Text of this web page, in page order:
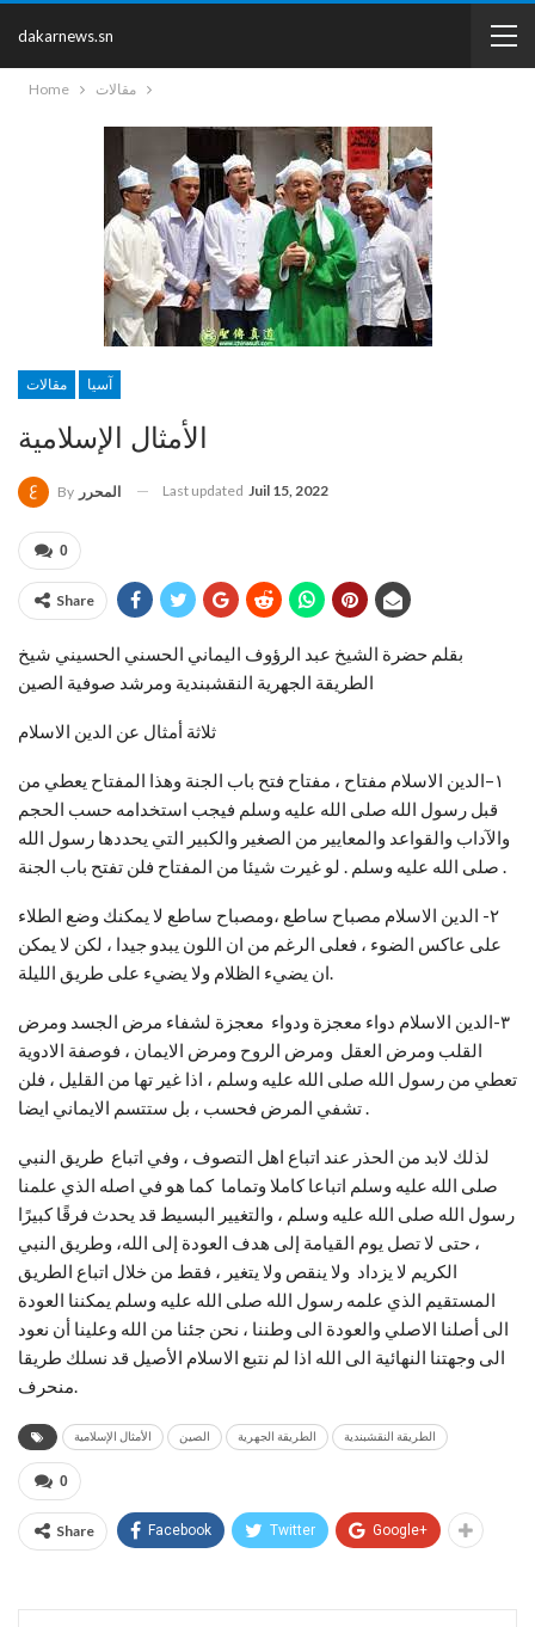
dakarnews.sn
Home مقالات
مقالات آسيا
الأمثال الإسلامية
By المحرر Last updated Juil 15, 2022
0
Share
بقلم حضرة الشيخ عبد الرؤوف اليماني الحسني الحسيني شيخ
الطريقة الجهرية النقشبندية ومرشد صوفية الصين
١–الدين الاسلام مفتاح ، مفتاح فتح باب الجنة وهذا المفتاح يعطي من
قبل رسول الله صلى الله عليه وسلم فيجب استخدامه حسب الحجم
والآداب والقواعد والمعايير من الصغير والكبير التي يحددها رسول الله
صلى الله عليه وسلم . لو غيرت شيئا من المفتاح فلن تفتح باب الجنة .
٢- الدين الاسلام مصباح ساطع ،ومصباح ساطع لا يمكنك وضع الطلاء
على عاكس الضوء ، فعلى الرغم من ان اللون يبدو جيدا ، لكن لا يمكن
ان يضيء الظلام ولا يضيء على طريق الليلة.
٣-الدين الاسلام دواء معجزة ودواء معجزة لشفاء مرض الجسد ومرض
القلب ومرض العقل ومرض الروح ومرض الايمان ، فوصفة الادوية
تعطي من رسول الله صلى الله عليه وسلم ، اذا غير تها من القليل ، فلن
تشفي المرض فحسب ، بل ستتسم الايماني ايضا .
لذلك لابد من الحذر عند اتباع اهل التصوف ، وفي اتباع طريق النبي
صلى الله عليه وسلم اتباعا كاملا وتماما كما هو في اصله الذي علمنا
رسول الله صلى الله عليه وسلم ، والتغيير البسيط قد يحدث فرقًا كبيرًا
، حتى لا تصل يوم القيامة إلى هدف العودة إلى الله، وطريق النبي
الكريم لا يزداد ولا ينقص ولا يتغير ، فقط من خلال اتباع الطريق
المستقيم الذي علمه رسول الله صلى الله عليه وسلم يمكننا العودة
الى أصلنا الاصلي والعودة الى وطننا ، نحن جئنا من الله وعلينا أن نعود
الى وجهتنا النهائية الى الله اذا لم نتبع الاسلام الأصيل قد نسلك طريقا
منحرف.
الأمثال الإسلامية الصين الطريقة الجهرية الطريقة النقشبندية
0
Share Facebook Twitter Google+